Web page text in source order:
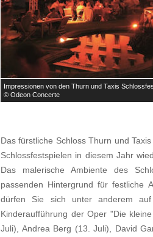
Impressionen von den Thurn und Taxis
© Odeon Concerte
Das fürstliche Schloss Thurn und Taxis
Schlossfestspielen in diesem Jahr
Das malerische Ambiente des
passenden Hintergrund für festliche
dürfen Sie sich unter anderem
Kinderaufführung der Oper "Die
Juli), Andrea Berg (13. Juli), David